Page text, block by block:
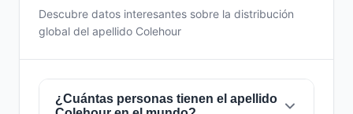
Descubre datos interesantes sobre la distribución
global del apellido Colehour
¿Cuántas personas tienen el apellido